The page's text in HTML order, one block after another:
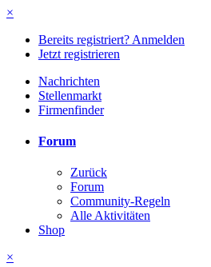
×
Bereits registriert? Anmelden
Jetzt registrieren
Nachrichten
Stellenmarkt
Firmenfinder
Forum
Zurück
Forum
Community-Regeln
Alle Aktivitäten
Shop
×